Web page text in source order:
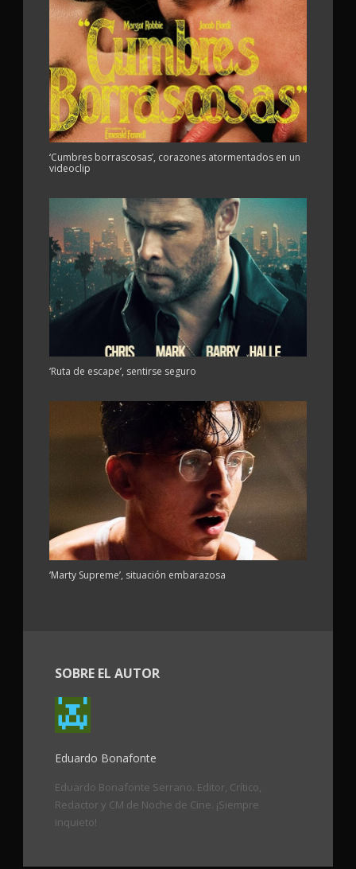
‘Cumbres borrascosas’, corazones atormentados en un
videoclip
‘Ruta de escape’, sentirse seguro
‘Marty Supreme’, situación embarazosa
SOBRE EL AUTOR
Eduardo Bonafonte
Eduardo Bonafonte Serrano. Editor, Crítico,
Redactor y CM de Noche de Cine. ¡Siempre
inquieto!